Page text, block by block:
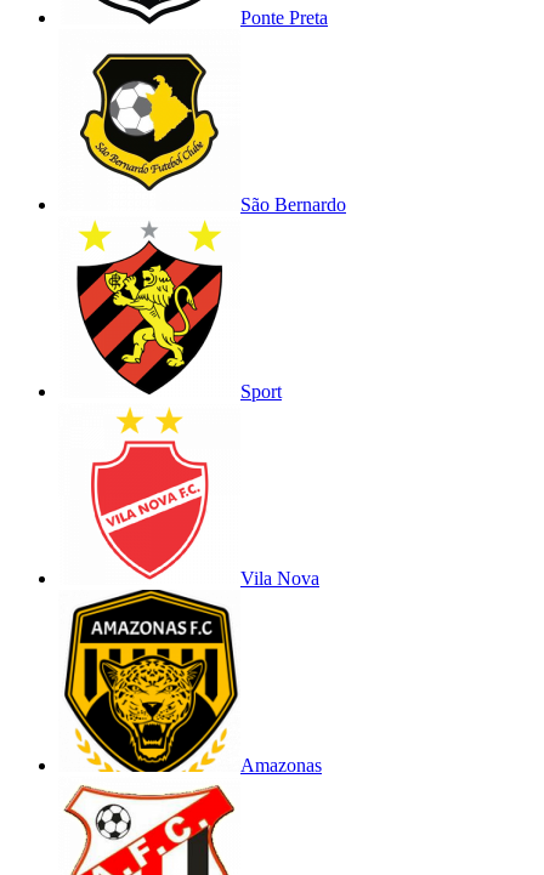
Ponte Preta
São Bernardo
Sport
Vila Nova
Amazonas